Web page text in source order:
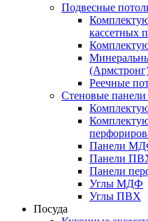
Подвесные
кассетных
Реечные
Стеновые панели
Панели
Панели
Панели
Углы МДФ
Углы ПВХ
Посуда